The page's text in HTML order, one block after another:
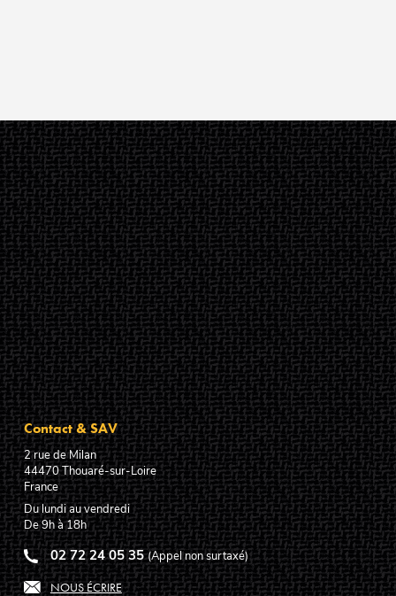
Contact & SAV
2 rue de Milan
44470Thouaré-sur-Loire
France
Du lundi au vendredi
De 9h à 18h
02 72 24 05 35 (Appel non surtaxé)
NOUS ÉCRIRE